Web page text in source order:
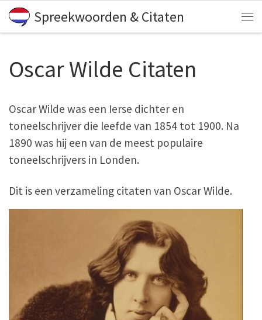
Skip to content
Spreekwoorden & Citaten
Oscar Wilde Citaten
Oscar Wilde was een Ierse dichter en
toneelschrijver die leefde van 1854 tot 1900. Na
1890 was hij een van de meest populaire
toneelschrijvers in Londen.
Dit is een verzameling citaten van Oscar Wilde.